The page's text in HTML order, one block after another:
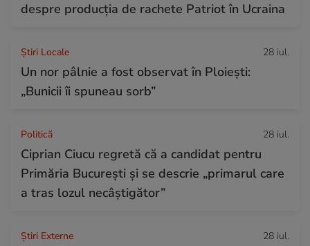
despre producția de rachete Patriot în Ucraina
Știri Locale 28 iul.
Un nor pâlnie a fost observat în Ploiești:
„Bunicii îi spuneau sorb”
Politică 28 iul.
Ciprian Ciucu regretă că a candidat pentru
Primăria București și se descrie „primarul care
a tras lozul necâștigător”
Știri Externe 28 iul.